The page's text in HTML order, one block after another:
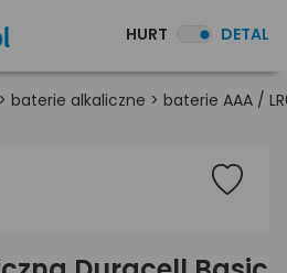
HURT DETAL
> baterie alkaliczne > baterie AAA /